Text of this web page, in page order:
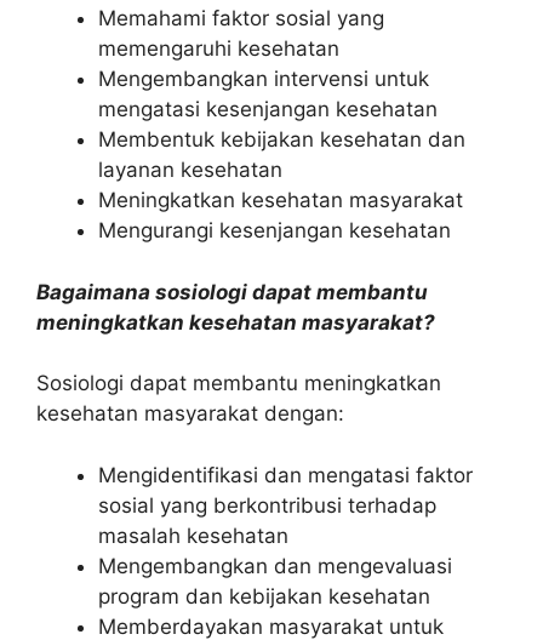
Memahami faktor sosial yang
memengaruhi kesehatan
Mengembangkan intervensi untuk
mengatasi kesenjangan kesehatan
Membentuk kebijakan kesehatan dan
layanan kesehatan
Meningkatkan kesehatan masyarakat
Mengurangi kesenjangan kesehatan
Bagaimana sosiologi dapat membantu
meningkatkan kesehatan masyarakat?
Sosiologi dapat membantu meningkatkan
kesehatan masyarakat dengan:
Mengidentifikasi dan mengatasi faktor
sosial yang berkontribusi terhadap
masalah kesehatan
Mengembangkan dan mengevaluasi
program dan kebijakan kesehatan
Memberdayakan masyarakat untuk